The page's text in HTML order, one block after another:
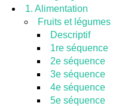
RESSOURCES
1. Alimentation
Fruits et légumes
Descriptif
1re séquence
2e séquence
3e séquence
4e séquence
5e séquence